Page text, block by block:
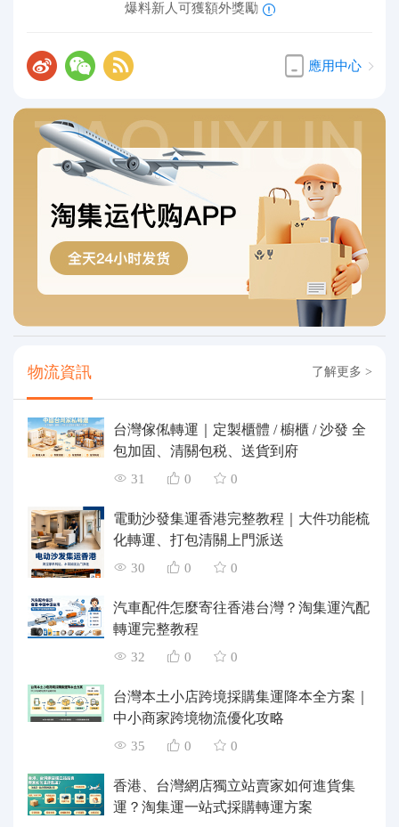
爆料新人可獲額外獎勵
應用中心
物流資訊 了解更多 >
台灣傢俬轉運｜定製櫃體 / 櫥櫃 / 沙發 全
包加固、清關包税、送貨到府
31 0 0
電動沙發集運香港完整教程｜大件功能梳
化轉運、打包清關上門派送
30 0 0
汽車配件怎麼寄往香港台灣？淘集運汽配
轉運完整教程
32 0 0
台灣本土小店跨境採購集運降本全方案｜
中小商家跨境物流優化攻略
35 0 0
香港、台灣網店獨立站賣家如何進貨集
運？淘集運一站式採購轉運方案